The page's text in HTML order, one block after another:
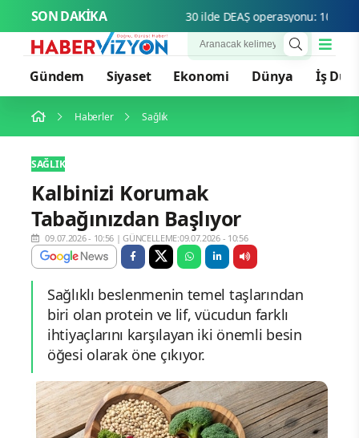
SON DAKİKA 30 ilde DEAŞ operasyonu: 104
Gündem Siyaset Ekonomi Dünya İş
Haberler Sağlık
SAĞLIK
Kalbinizi Korumak
Tabağınızdan Başlıyor
09.07.2026 - 10:56 |GÜNCELLEME:09.07.2026 - 10:56
Sağlıklı beslenmenin temel taşlarından
biri olan protein ve lif, vücudun farklı
ihtiyaçlarını karşılayan iki önemli besin
öğesi olarak öne çıkıyor.